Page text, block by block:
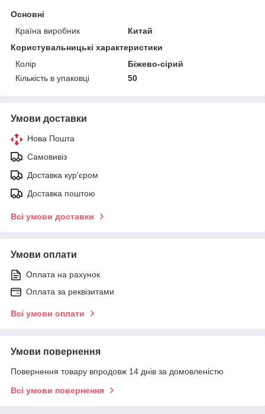
Основні
Країна виробник
Китай
Користувальницькі характеристики
Колір
Біжево-сірий
Кількість в упаковці
50
Умови доставки
Нова Пошта
Самовивіз
Доставка кур'єром
Доставка поштою
Всі умови доставки
Умови оплати
Оплата на рахунок
Оплата за реквізитами
Всі умови оплати
Умови повернення
Повернення товару впродовж 14 днів за домовленістю
Всі умови повернення